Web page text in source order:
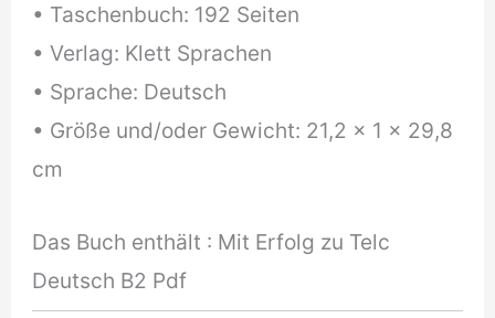
• Taschenbuch: 192 Seiten
• Verlag: Klett Sprachen
• Sprache: Deutsch
• Größe und/oder Gewicht: 21,2 x 1 x 29,8
cm
Das Buch enthält : Mit Erfolg zu Telc
Deutsch B2 Pdf